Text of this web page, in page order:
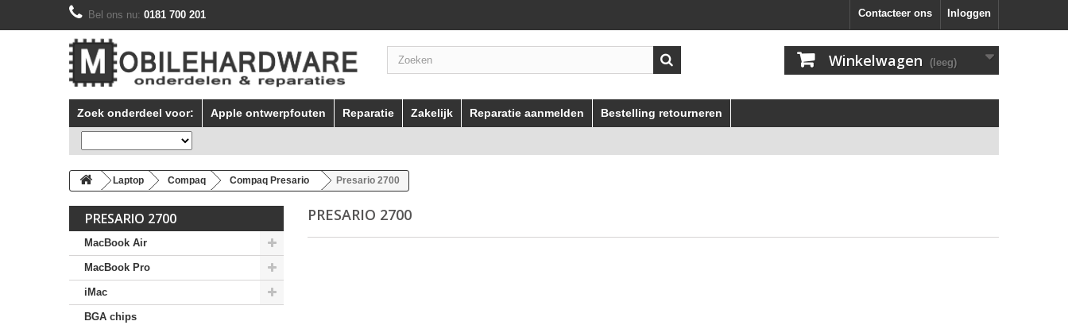
Inloggen
Contacteer ons
Bel ons nu: 0181 700 201
Winkelwagen (leeg)
Zoek onderdeel voor: Apple ontwerpfouten Reparatie Zakelijk Reparatie aanmelden Bestelling retourneren
Laptop Compaq Compaq Presario Presario 2700
PRESARIO 2700
MacBook Air
MacBook Pro
iMac
BGA chips
PRESARIO 2700